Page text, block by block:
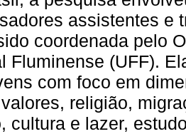
assistentes e
coordenada pelo
Fluminense (UFF).
com foco em
religião,
cultura e lazer,